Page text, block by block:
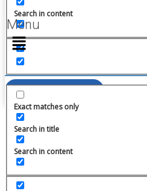
Search in content
Menu
Exact matches only
Search in title
Search in content
ÁREA DO FILIADO
FASUBRA se
aplicação do piso de
PCCTAE